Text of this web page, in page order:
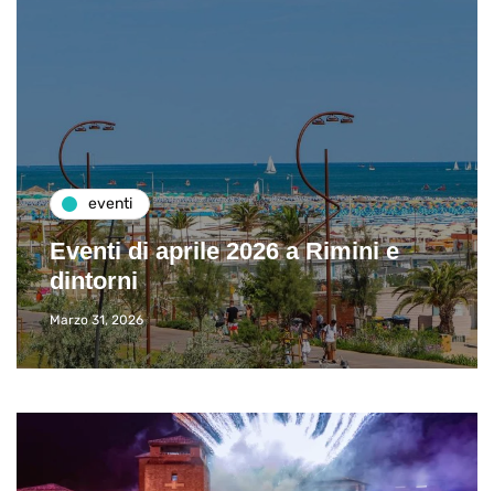
eventi
Eventi di aprile 2026 a Rimini e
dintorni
Marzo 31, 2026